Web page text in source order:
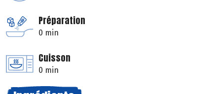
Préparation
0 min
Cuisson
0 min